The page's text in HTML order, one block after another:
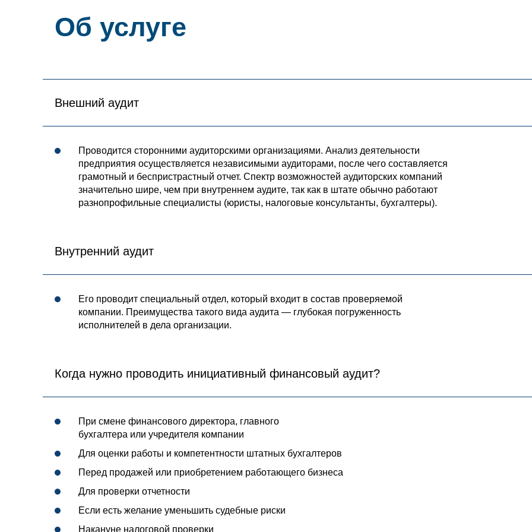
Об услуге
Внешний аудит
Проводится сторонними аудиторскими организациями. Анализ деятельности
предприятия осуществляется независимыми аудиторами, после чего составляется
грамотный и беспристрастный отчет. Спектр возможностей аудиторских компаний
значительно шире, чем при внутреннем аудите, так как в штате обычно работают
разнопрофильные специалисты (юристы, налоговые консультанты, бухгалтеры).
Внутренний аудит
Его проводит специальный отдел, который входит в состав проверяемой
компании. Преимущества такого вида аудита — глубокая погруженность
исполнителей в дела организации.
Когда нужно проводить инициативный финансовый аудит?
При смене финансового директора, главного
бухгалтера или учредителя компании
Для оценки работы и компетентности штатных бухгалтеров
Перед продажей или приобретением работающего бизнеса
Для проверки отчетности
Если есть желание уменьшить судебные риски
Накануне налоговой проверки